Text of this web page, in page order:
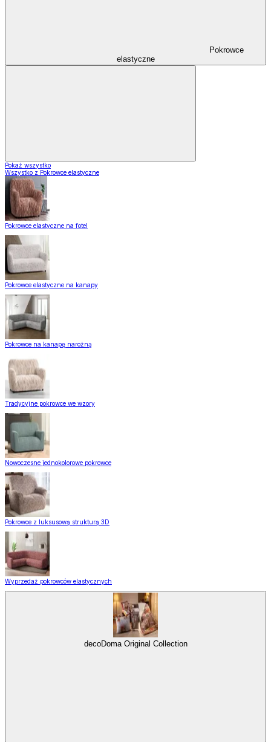
Pokrowce
elastyczne
Pokaż wszystko
Wszystko z Pokrowce elastyczne
Pokrowce elastyczne na fotel
Pokrowce elastyczne na kanapy
Pokrowce na kanapę narożną
Tradycyjne pokrowce we wzory
Nowoczesne jednokolorowe pokrowce
Pokrowce z luksusową strukturą 3D
Wyprzedaż pokrowców elastycznych
decoDoma Original Collection